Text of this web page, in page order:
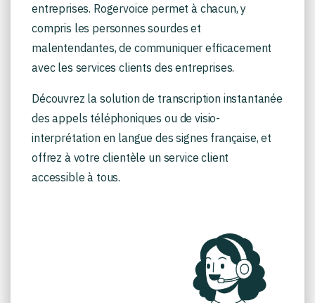
entreprises. Rogervoice permet à chacun, y
compris les personnes sourdes et
malentendantes, de communiquer efficacement
avec les services clients des entreprises.
Découvrez la solution de transcription instantanée
des appels téléphoniques ou de visio-
interprétation en langue des signes française, et
offrez à votre clientèle un service client
accessible à tous.